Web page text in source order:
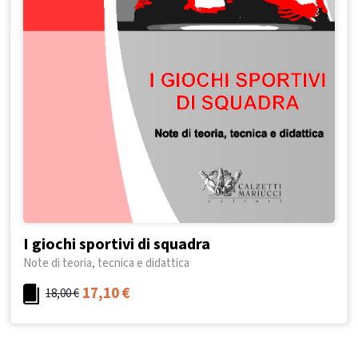
I giochi sportivi di squadra
Note di teoria, tecnica e didattica
18,00€ 17,10€